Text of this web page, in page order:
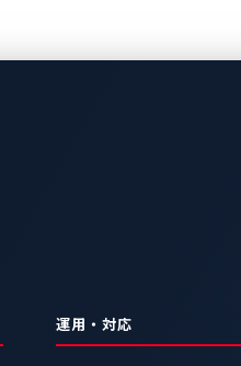
運用・対応
品互換
強化
の車載OS「EB corbos